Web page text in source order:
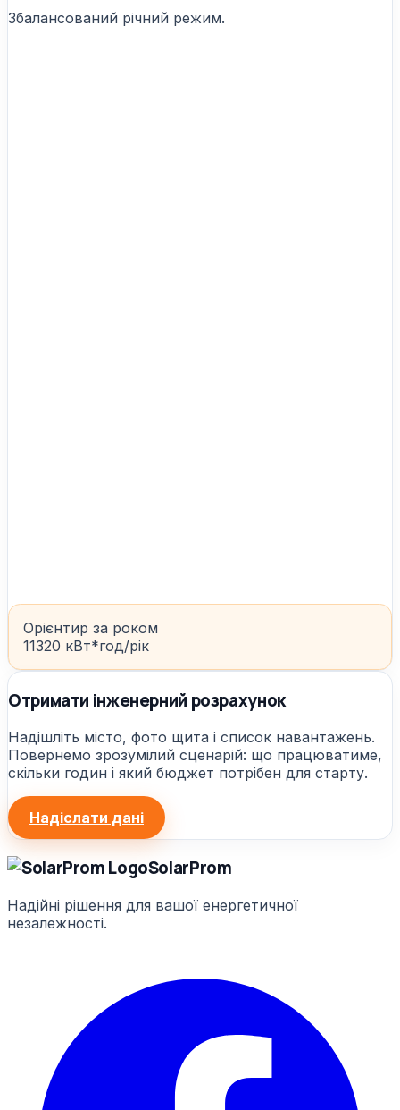
Збалансований річний режим.
Орієнтир за роком
11320 кВт*год/рік
Отримати інженерний розрахунок
Надішліть місто, фото щита і список навантажень.
Повернемо зрозумілий сценарій: що працюватиме,
скільки годин і який бюджет потрібен для старту.
Надіслати дані
SolarProm
Надійні рішення для вашої енергетичної
незалежності.